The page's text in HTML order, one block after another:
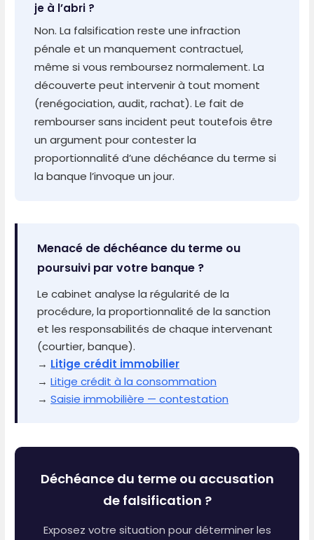
je à l’abri ?
Non. La falsification reste une infraction
pénale et un manquement contractuel,
même si vous remboursez normalement. La
découverte peut intervenir à tout moment
(renégociation, audit, rachat). Le fait de
rembourser sans incident peut toutefois être
un argument pour contester la
proportionnalité d’une déchéance du terme si
la banque l’invoque un jour.
Menacé de déchéance du terme ou
poursuivi par votre banque ?
Le cabinet analyse la régularité de la
procédure, la proportionnalité de la sanction
et les responsabilités de chaque intervenant
(courtier, banque).
→ Litige crédit immobilier
→Litige crédit à la consommation
→Saisie immobilière — contestation
Déchéance du terme ou accusation
de falsification ?
Exposez votre situation pour déterminer les